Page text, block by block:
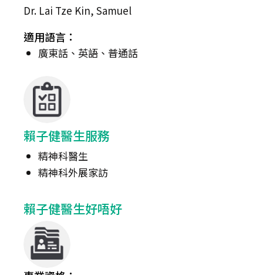
Dr. Lai Tze Kin, Samuel
適用語言：
廣東話、英語、普通話
賴子健醫生服務
精神科醫生
精神科外展家訪
賴子健醫生好唔好